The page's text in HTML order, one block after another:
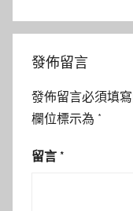
發佈留言
發佈留言必須填
欄位標示為 *
留言 *